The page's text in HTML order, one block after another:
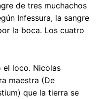
de tres muchachos
Infessura, la sangre
la boca. Los cuatro
el loco. Nicolas
maestra (De
que la tierra se